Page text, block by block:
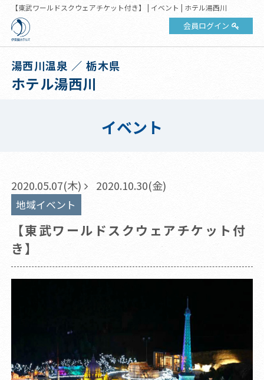
【東武ワールドスクウェアチケット付き】 | イベント | ホテル湯西川
会員ログイン
湯西川温泉 ／ 栃木県
ホテル湯西川
イベント
2020.05.07(木) 2020.10.30(金)
地域イベント
【東武ワールドスクウェアチケット付
き】